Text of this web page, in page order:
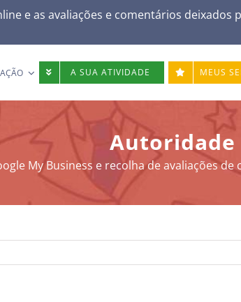
e as avaliações e comentários deixados
A SUA ATIVIDADE MEUS
Autoridade
My Business e recolha de avaliações de